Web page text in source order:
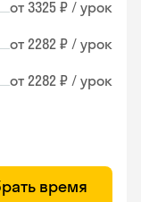
от 3325 ₽ / урок
от 2282 ₽ / урок
от 2282 ₽ / урок
время